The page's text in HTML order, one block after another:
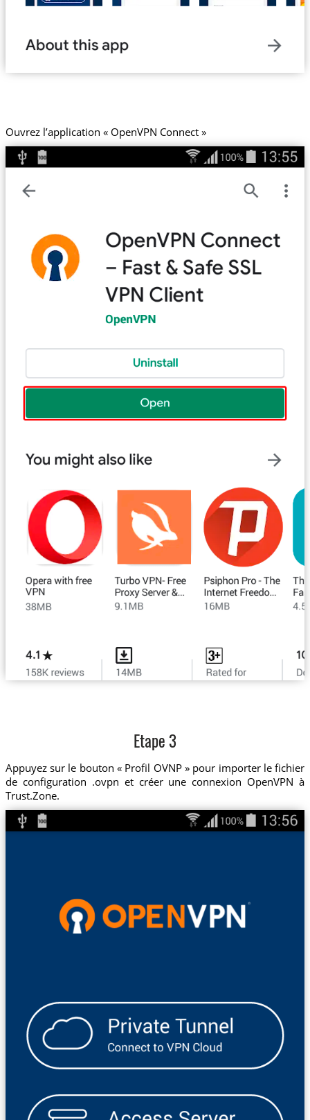
Ouvrez l’application « OpenVPN Connect »
Etape 3
Appuyez sur le bouton « Profil OVNP » pour importer le fichier
de configuration .ovpn et créer une connexion OpenVPN à
Trust.Zone.